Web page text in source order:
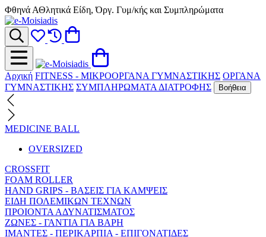
Φθηνά ΑΘλητικά Είδη, Όργ. Γυμ/κής και Συμπληρώματα
Αρχική FITNESS - ΜΙΚΡΟΟΡΓΑΝΑ ΓΥΜΝΑΣΤΙΚΗΣ ΟΡΓΑΝΑ
ΓΥΜΝΑΣΤΙΚΗΣ ΣΥΜΠΛΗΡΩΜΑΤΑ ΔΙΑΤΡΟΦΗΣ Βοήθεια
MEDICINE BALL
OVERSIZED
CROSSFIT
FOAM ROLLER
HAND GRIPS - ΒΑΣΕΙΣ ΓΙΑ ΚΑΜΨΕΙΣ
ΕΙΔΗ ΠΟΛΕΜΙΚΩΝ ΤΕΧΝΩΝ
ΠΡΟΙΟΝΤΑ ΑΔΥΝΑΤΙΣΜΑΤΟΣ
ΖΩΝΕΣ - ΓΑΝΤΙΑ ΓΙΑ ΒΑΡΗ
ΙΜΑΝΤΕΣ - ΠΕΡΙΚΑΡΠΙΑ - ΕΠΙΓΟΝΑΤΙΔΕΣ